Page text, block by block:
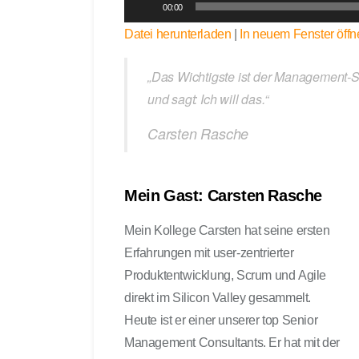
u
d
e
00:00
Datei herunterladen | In neuem Fenster
„Das Wichtigste ist der
und sagt: Ich will das.“
Carsten Rasche
Mein Gast: Carsten Rasche
Mein Kollege Carsten hat seine ersten
Erfahrungen mit user-zentrierter
Produktentwicklung, Scrum und Agile
direkt im Silicon Valley gesammelt.
Heute ist er einer unserer top Senior
Management Consultants. Er hat mit der